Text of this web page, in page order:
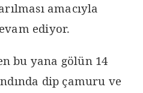
amacıyla
ediyor.
bu yana gölün 14
dip çamuru ve